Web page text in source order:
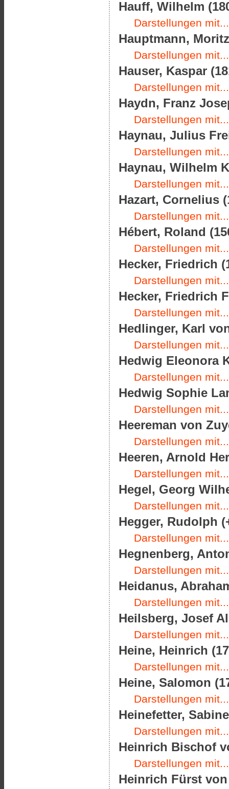
Hauff, Wilhelm
Darstellungen mit...
Hauptmann,
Darstellungen mit...
Hauser, Kaspar
Darstellungen mit...
Haydn, Franz
Darstellungen mit...
Haynau, Julius
Darstellungen mit...
Haynau, Wilhelm
Darstellungen mit...
Hazart, Cornelius
Darstellungen mit...
Hébert, Roland
Darstellungen mit...
Hecker, Friedrich
Darstellungen mit...
Hecker, Friedrich
Darstellungen mit...
Hedlinger, Karl
Darstellungen mit...
Hedwig Eleonora
Darstellungen mit...
Hedwig Sophie
Darstellungen mit...
Heereman von
Darstellungen mit...
Heeren, Arnold
Darstellungen mit...
Hegel, Georg
Darstellungen mit...
Hegger, Rudolph
Darstellungen mit...
Hegnenberg,
Darstellungen mit...
Heidanus,
Darstellungen mit...
Heilsberg, Josef
Darstellungen mit...
Heine, Heinrich
Darstellungen mit...
Heine, Salomon
Darstellungen mit...
Heinefetter,
Darstellungen mit...
Heinrich Bischof
Darstellungen mit...
Heinrich Fürst